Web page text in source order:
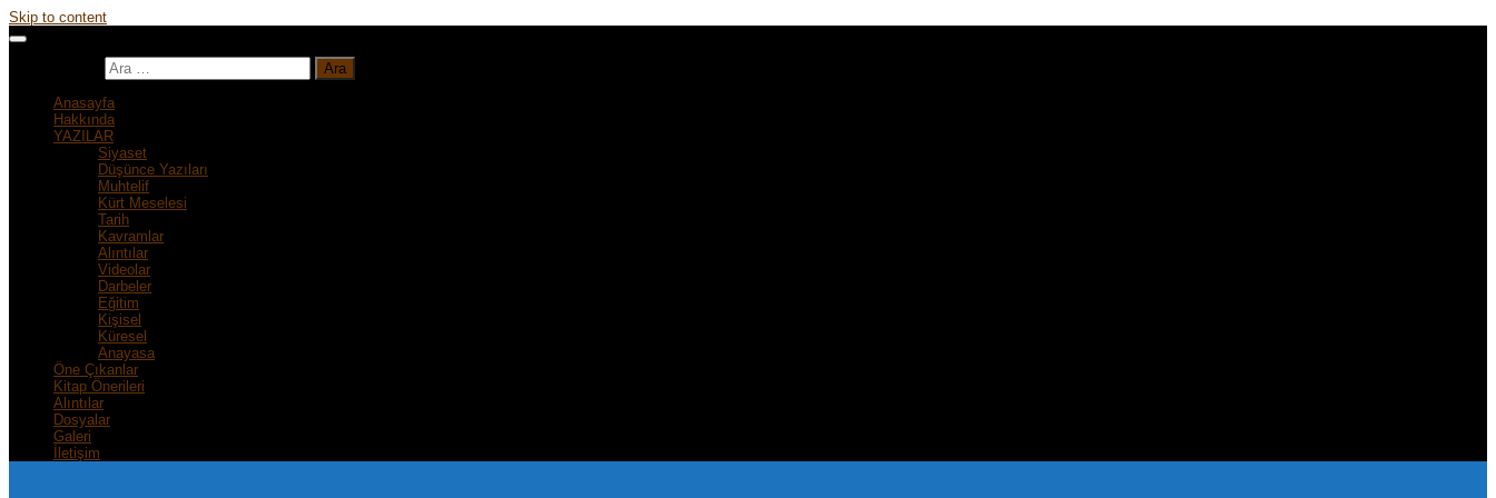
Skip to content
Anasayfa
Hakkında
YAZILAR
Siyaset
Düşünce Yazıları
Muhtelif
Kürt Meselesi
Tarih
Kavramlar
Alıntılar
Videolar
Darbeler
Eğitim
Kişisel
Küresel
Anayasa
Öne Çıkanlar
Kitap Önerileri
Alıntılar
Dosyalar
Galeri
İletişim